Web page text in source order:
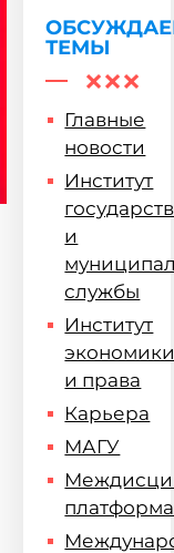
ТЕМЫ
Главные
новости
Институт
и
службы
Институт
и права
Карьера
МАГУ
платформа